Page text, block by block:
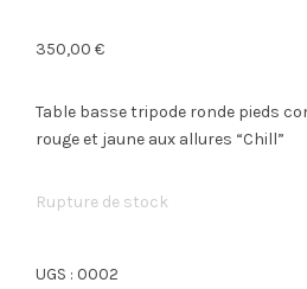
350,00 €
Table basse tripode ronde pieds
rouge et jaune aux allures “Chill”
Rupture de stock
UGS : 0002